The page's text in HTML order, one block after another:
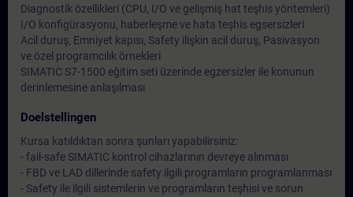
Diagnostik özellikleri (CPU, I/O ve gelişmiş hat teşhis yöntemleri)
I/O konfigürasyonu, haberleşme ve hata teşhis egsersizleri
Acil duruş, Emniyet kapısı, Safety ilişkin acil duruş, Pasivasyon
ve özel programcılık örnekleri
SIMATIC S7-1500 eğitim seti üzerinde egzersizler ile konunun
derinlemesine anlaşılması
Doelstellingen
Kursa katıldıktan sonra şunları yapabilirsiniz:
- fail-safe SIMATIC kontrol cihazlarının devreye alınması
- FBD ve LAD dillerinde safety ilgili programların programlanması
- Safety ile ilgili sistemlerin ve programların teşhisi ve sorun